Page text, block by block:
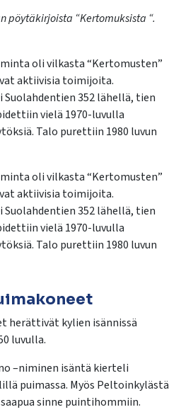
pöytäkirjoista “Kertomuksista “.
oli vilkasta “Kertomusten”
aktiivisia toimijoita.
352 lähellä, tien
vielä 1970-luvulla
Talo purettiin 1980 luvun
oli vilkasta “Kertomusten”
aktiivisia toimijoita.
352 lähellä, tien
vielä 1970-luvulla
Talo purettiin 1980 luvun
herättivät kylien isännissä
luvulla.
–niminen isäntä kierteli
puimassa. Myös Peltoinkylästä
sinne puintihommiin.